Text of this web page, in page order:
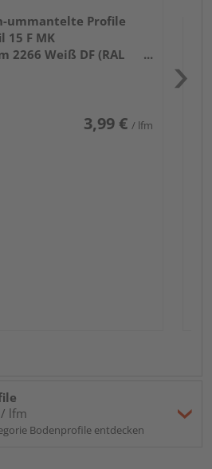
ummantelte Profile
15 F MK
2266 Weiß DF (RAL
3,99 € / lfm
lfm
Bodenprofile entdecken